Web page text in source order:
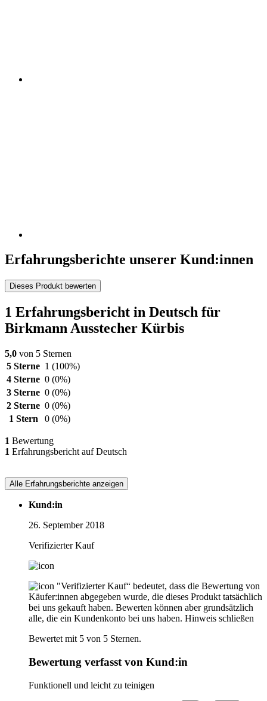
Erfahrungsberichte unserer Kund:innen
Dieses Produkt bewerten
1 Erfahrungsbericht in Deutsch für
Birkmann Ausstecher Kürbis
5,0 von 5 Sternen
5 Sterne 1 (100%)
4 Sterne 0 (0%)
3 Sterne 0 (0%)
2 Sterne 0 (0%)
1 Stern
0 (0%)
1 Bewertung
1 Erfahrungsbericht auf Deutsch
Alle Erfahrungsberichte anzeigen
Kund:in
26. September 2018
Verifizierter Kauf
"Verifizierter Kauf“ bedeutet, dass die Bewertung von
Käufer:innen abgegeben wurde, die dieses Produkt tatsächlich
bei uns gekauft haben. Bewerten können aber grundsätzlich
alle, die ein Kundenkonto bei uns haben. Hinweis schließen
Bewertet mit 5 von 5 Sternen.
Bewertung verfasst von Kund:in
Funktionell und leicht zu teinigen